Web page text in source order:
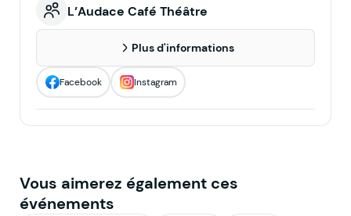
L’Audace Café Théâtre
Plus d'informations
Facebook Instagram
Vous aimerez également ces
événements